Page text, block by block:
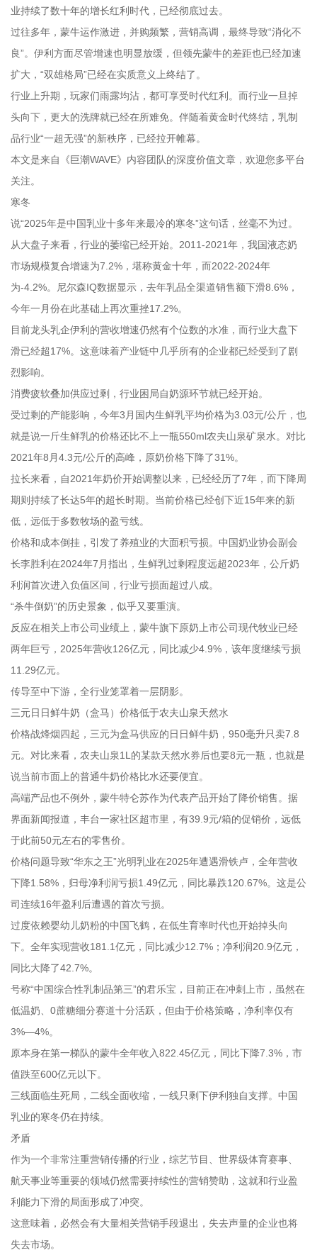
业持续了数十年的增长红利时代，已经彻底过去。
过往多年，蒙牛运作激进，并购频繁，营销高调，最终导致“消化不
良”。伊利方面尽管增速也明显放缓，但领先蒙牛的差距也已经加速
扩大，“双雄格局”已经在实质意义上终结了。
行业上升期，玩家们雨露均沾，都可享受时代红利。而行业一旦掉
头向下，更大的洗牌就已经在所难免。伴随着黄金时代终结，乳制
品行业“一超无强”的新秩序，已经拉开帷幕。
本文是来自《巨潮WAVE》内容团队的深度价值文章，欢迎您多平台
关注。
寒冬
说“2025年是中国乳业十多年来最冷的寒冬”这句话，丝毫不为过。
从大盘子来看，行业的萎缩已经开始。2011-2021年，我国液态奶
市场规模复合增速为7.2%，堪称黄金十年，而2022-2024年
为-4.2%。尼尔森IQ数据显示，去年乳品全渠道销售额下滑8.6%，
今年一月份在此基础上再次重挫17.2%。
目前龙头乳企伊利的营收增速仍然有个位数的水准，而行业大盘下
滑已经超17%。这意味着产业链中几乎所有的企业都已经受到了剧
烈影响。
消费疲软叠加供应过剩，行业困局自奶源环节就已经开始。
受过剩的产能影响，今年3月国内生鲜乳平均价格为3.03元/公斤，也
就是说一斤生鲜乳的价格还比不上一瓶550ml农夫山泉矿泉水。对比
2021年8月4.3元/公斤的高峰，原奶价格下降了31%。
拉长来看，自2021年奶价开始调整以来，已经经历了7年，而下降周
期则持续了长达5年的超长时期。当前价格已经创下近15年来的新
低，远低于多数牧场的盈亏线。
价格和成本倒挂，引发了养殖业的大面积亏损。中国奶业协会副会
长李胜利在2024年7月指出，生鲜乳过剩程度远超2023年，公斤奶
利润首次进入负值区间，行业亏损面超过八成。
“杀牛倒奶”的历史景象，似乎又要重演。
反应在相关上市公司业绩上，蒙牛旗下原奶上市公司现代牧业已经
两年巨亏，2025年营收126亿元，同比减少4.9%，该年度继续亏损
11.29亿元。
传导至中下游，全行业笼罩着一层阴影。
三元日日鲜牛奶（盒马）价格低于农夫山泉天然水
价格战烽烟四起，三元为盒马供应的日日鲜牛奶，950毫升只卖7.8
元。对比来看，农夫山泉1L的某款天然水券后也要8元一瓶，也就是
说当前市面上的普通牛奶价格比水还要便宜。
高端产品也不例外，蒙牛特仑苏作为代表产品开始了降价销售。据
界面新闻报道，丰台一家社区超市里，有39.9元/箱的促销价，远低
于此前50元左右的零售价。
价格问题导致“华东之王”光明乳业在2025年遭遇滑铁卢，全年营收
下降1.58%，归母净利润亏损1.49亿元，同比暴跌120.67%。这是公
司连续16年盈利后遭遇的首次亏损。
过度依赖婴幼儿奶粉的中国飞鹤，在低生育率时代也开始掉头向
下。全年实现营收181.1亿元，同比减少12.7%；净利润20.9亿元，
同比大降了42.7%。
号称“中国综合性乳制品第三”的君乐宝，目前正在冲刺上市，虽然在
低温奶、0蔗糖细分赛道十分活跃，但由于价格策略，净利率仅有
3%—4%。
原本身在第一梯队的蒙牛全年收入822.45亿元，同比下降7.3%，市
值跌至600亿元以下。
三线面临生死局，二线全面收缩，一线只剩下伊利独自支撑。中国
乳业的寒冬仍在持续。
矛盾
作为一个非常注重营销传播的行业，综艺节目、世界级体育赛事、
航天事业等重要的领域仍然需要持续性的营销赞助，这就和行业盈
利能力下滑的局面形成了冲突。
这意味着，必然会有大量相关营销手段退出，失去声量的企业也将
失去市场。